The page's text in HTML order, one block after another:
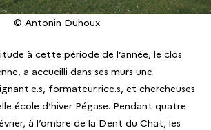
© Antonin Duhoux
à cette période de l’année, le clos
a accueilli dans ses murs une
formateur.rice.s, et chercheuses
école d’hiver Pégase. Pendant quatre
à l’ombre de la Dent du Chat, les